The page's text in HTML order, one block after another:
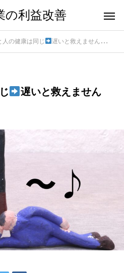
の利益改善
人の健康は同じ 遅いと救えません 関東の和菓子店の例
遅いと救えません